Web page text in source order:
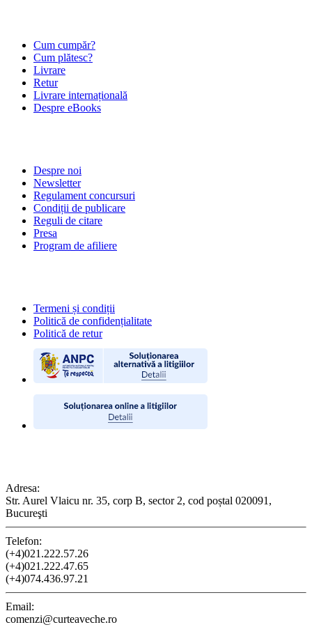
Cum cumpăr?
Cum plătesc?
Livrare
Retur
Livrare internațională
Despre eBooks
Despre noi
Newsletter
Regulament concursuri
Condiții de publicare
Reguli de citare
Presa
Program de afiliere
Termeni și condiții
Politică de confidențialitate
Politică de retur
Adresa:
Str. Aurel Vlaicu nr. 35, corp B, sector 2, cod poștal 020091,
Bucureşti
Telefon:
(+4)021.222.57.26
(+4)021.222.47.65
(+4)074.436.97.21
Email:
comenzi@curteaveche.ro